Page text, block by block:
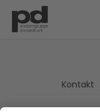
Kontakt